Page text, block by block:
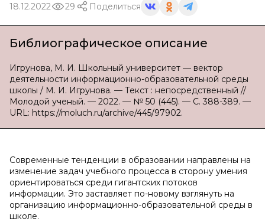
18.12.2022 29 Поделиться
Библиографическое описание
Игрунова, М. И. Школьный университет — вектор
деятельности информационно-образовательной среды
школы / М. И. Игрунова. — Текст : непосредственный //
Молодой ученый. — 2022. — № 50 (445). — С. 388-389. —
URL: https://moluch.ru/archive/445/97902.
Современные тенденции в образовании направлены на
изменение задач учебного процесса в сторону умения
ориентироваться среди гигантских потоков
информации. Это заставляет по-новому взглянуть на
организацию информационно-образовательной среды в
школе.